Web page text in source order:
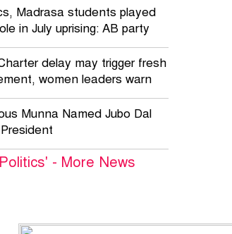
Madrasa students played
in July uprising: AB party
delay may trigger fresh
women leaders warn
Munna Named Jubo Dal
- More News